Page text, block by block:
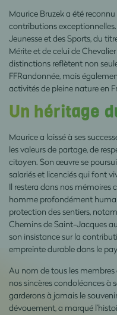
Maurice Bruzek a été
contributions
Jeunesse et des Sports, du
Mérite et de celui de
distinctions reflètent non
FFRandonnée, mais
activités de pleine nature en
Un héritage
Maurice a laissé à ses
les valeurs de partage, de
citoyen. Son œuvre se
salariés et licenciés qui font
Il restera dans nos mémoires
homme profondément
protection des sentiers,
Chemins de Saint-Jacques
son insistance sur la
empreinte durable dans le
Au nom de tous les membres
nos sincères condoléances à
garderons à jamais le
dévouement, a marqué